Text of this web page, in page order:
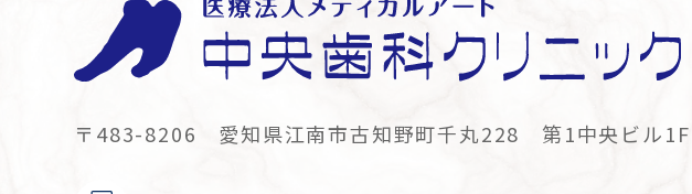
〒483-8206 愛知県江南市古知野町千丸228 第1中央ビル1F